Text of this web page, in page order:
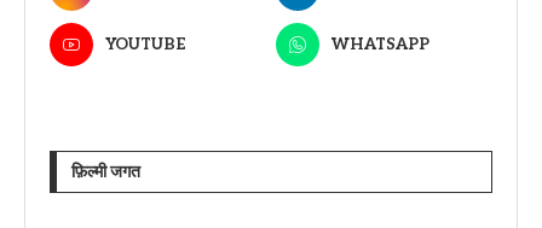
YOUTUBE WHATSAPP
फ़िल्मी जगत